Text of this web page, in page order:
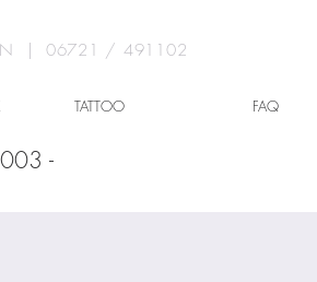
| 06721 / 491102
TATTOO FAQ
-